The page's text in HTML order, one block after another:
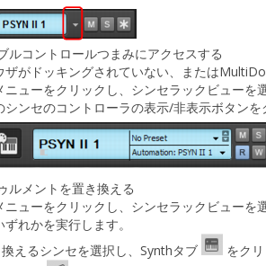
ルコントロールつまみにアクセスする
ザがドッキングされていない、または
ニューをクリックし、 シンセラックビューを
シンセのコントローラの表示/非表示ボタンを
ルメントを置き換える
ニューをクリックし、 シンセラックビューを
ずれかを実行します。
えるシンセを選択し、Synthタブ
をク